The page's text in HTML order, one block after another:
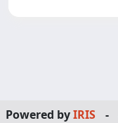
Powered byIRIS -